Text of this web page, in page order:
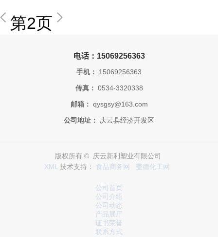
第2页
电话：15069256363
手机： 15069256363
传真： 0534-3320338
邮箱： qysgsy@163.com
公司地址： 庆云县经济开发区
版权所有 © 庆云新利塑业有限公司
XML 技术支持： 食品商务网 盖德化工网
公司首页
公司介绍
公司动态
产品展厅
证书荣誉
联系方式